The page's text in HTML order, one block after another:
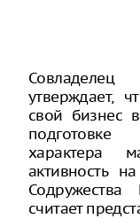
Совладелец
утверждает,
свой бизнес
подготовке
характера
активность
Содружества
считает